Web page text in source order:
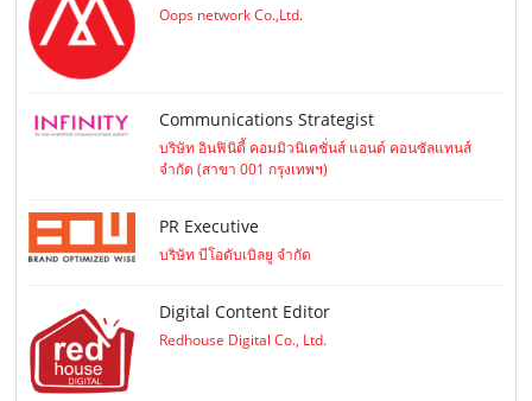
Oops network Co.,Ltd.
Communications Strategist
บริษัท อินฟินิตี้ คอมมิวนิเคชั่นส์ แอนด์ คอนซัลแทนส์
จำกัด (สาขา 001 กรุงเทพฯ)
PR Executive
บริษัท บีโอดับเบิลยู จำกัด
Digital Content Editor
Redhouse Digital Co., Ltd.